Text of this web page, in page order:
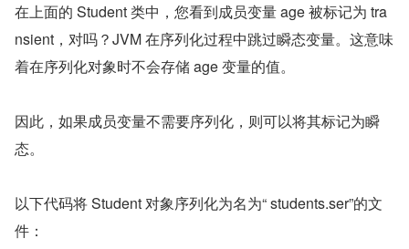
在上面的 Student 类中，您看到成员变量 age 被标记为 tra
nsient，对吗？JVM 在序列化过程中跳过瞬态变量。这意味
着在序列化对象时不会存储 age 变量的值。
因此，如果成员变量不需要序列化，则可以将其标记为瞬
态。
以下代码将 Student 对象序列化为名为“ students.ser”的文
件：